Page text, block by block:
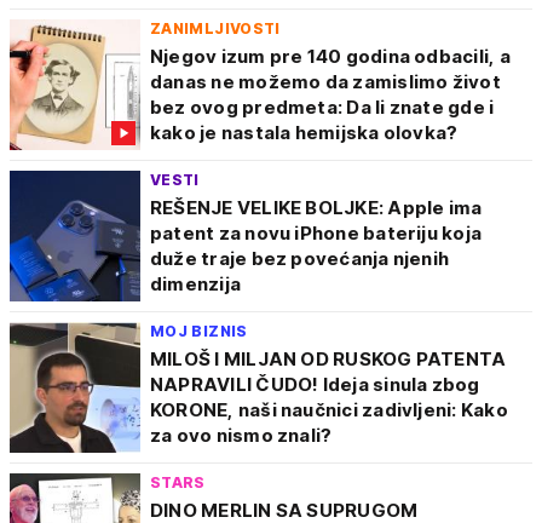
ZANIMLJIVOSTI
Njegov izum pre 140 godina odbacili, a
danas ne možemo da zamislimo život
bez ovog predmeta: Da li znate gde i
kako je nastala hemijska olovka?
VESTI
REŠENJE VELIKE BOLJKE: Apple ima
patent za novu iPhone bateriju koja
duže traje bez povećanja njenih
dimenzija
MOJ BIZNIS
MILOŠ I MILJAN OD RUSKOG PATENTA
NAPRAVILI ČUDO! Ideja sinula zbog
KORONE, naši naučnici zadivljeni: Kako
za ovo nismo znali?
STARS
DINO MERLIN SA SUPRUGOM